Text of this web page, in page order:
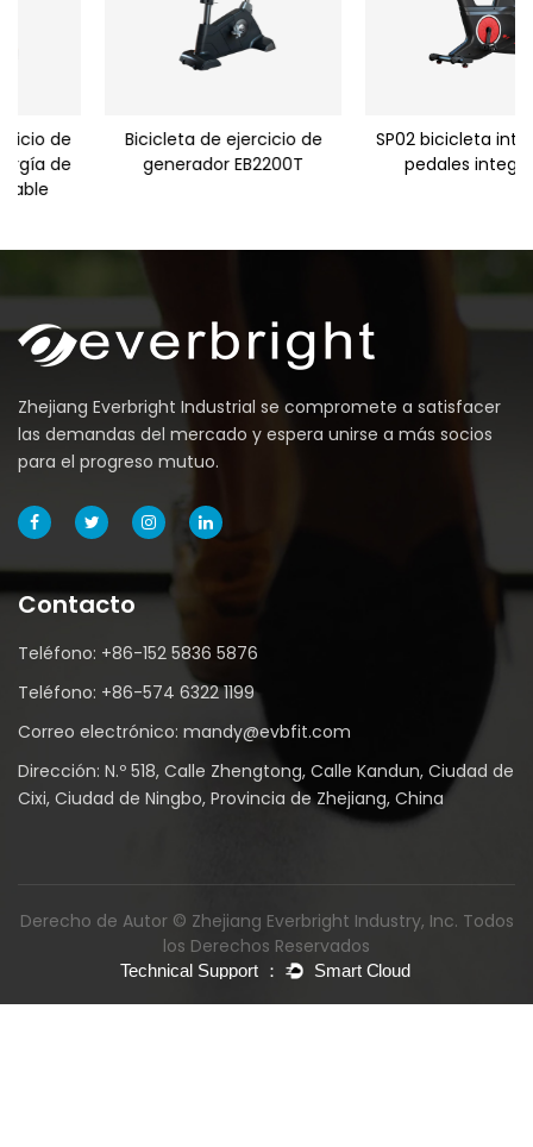
Bicicleta de ejercicio de
generador EB2200T
SP02 bicicleta interior con
pedales integrados
Zhejiang Everbright Industrial se compromete a satisfacer
las demandas del mercado y espera unirse a más socios
para el progreso mutuo.
Contacto
Teléfono: +86-152 5836 5876
Teléfono: +86-574 6322 1199
Correo electrónico: mandy@evbfit.com
Dirección: N.º 518, Calle Zhengtong, Calle Kandun, Ciudad de
Cixi, Ciudad de Ningbo, Provincia de Zhejiang, China
Derecho de Autor © Zhejiang Everbright Industry, Inc. Todos
los Derechos Reservados